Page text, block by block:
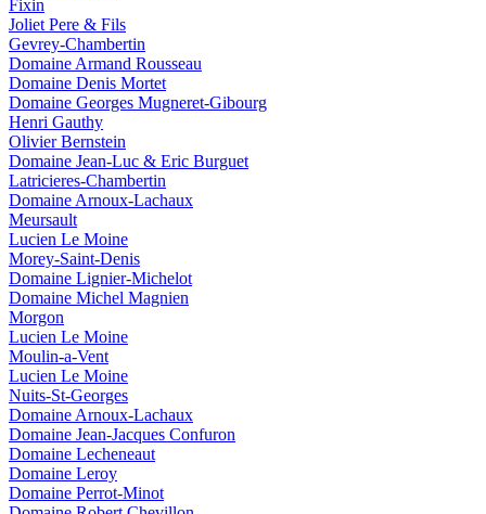
Fixin
Joliet Pere & Fils
Gevrey-Chambertin
Domaine Armand Rousseau
Domaine Denis Mortet
Domaine Georges Mugneret-Gibourg
Henri Gauthy
Olivier Bernstein
Domaine Jean-Luc & Eric Burguet
Latricieres-Chambertin
Domaine Arnoux-Lachaux
Meursault
Lucien Le Moine
Morey-Saint-Denis
Domaine Lignier-Michelot
Domaine Michel Magnien
Morgon
Lucien Le Moine
Moulin-a-Vent
Lucien Le Moine
Nuits-St-Georges
Domaine Arnoux-Lachaux
Domaine Jean-Jacques Confuron
Domaine Lecheneaut
Domaine Leroy
Domaine Perrot-Minot